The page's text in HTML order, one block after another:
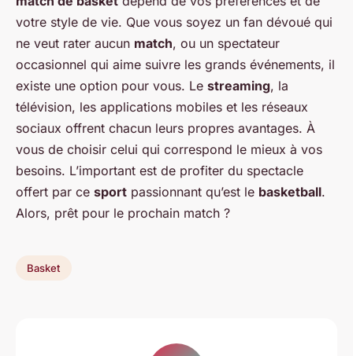
votre style de vie. Que vous soyez un fan dévoué qui
ne veut rater aucun match, ou un spectateur
occasionnel qui aime suivre les grands événements, il
existe une option pour vous. Le streaming, la
télévision, les applications mobiles et les réseaux
sociaux offrent chacun leurs propres avantages. À
vous de choisir celui qui correspond le mieux à vos
besoins. L’important est de profiter du spectacle
offert par ce sport passionnant qu’est le basketball.
Alors, prêt pour le prochain match ?
Basket